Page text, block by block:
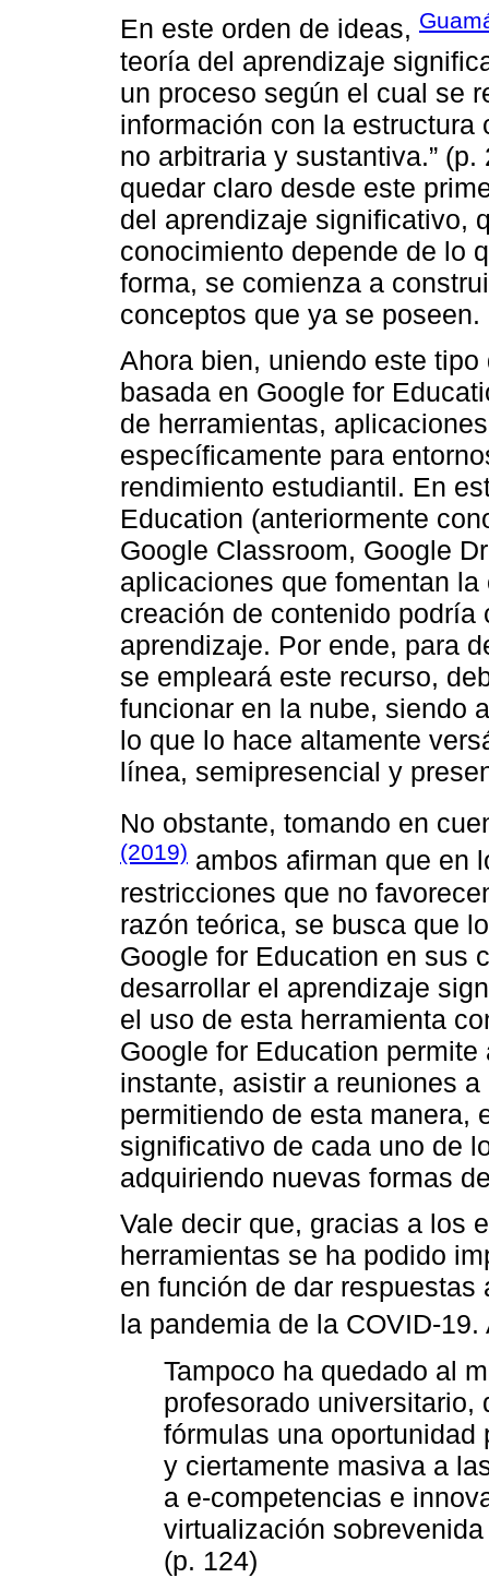
En este orden de ideas,
teoría del aprendizaje
un proceso según el cual se
información con la estructura
no arbitraria y sustantiva.”
quedar claro desde este
del aprendizaje significativo,
conocimiento depende de lo
forma, se comienza a
conceptos que ya se poseen.
Ahora bien, uniendo este
basada en Google for
de herramientas,
específicamente para
rendimiento estudiantil. En
Education (anteriormente
Google Classroom, Google
aplicaciones que fomentan
creación de contenido
aprendizaje. Por ende, para
se empleará este recurso,
funcionar en la nube, siendo
lo que lo hace altamente
línea, semipresencial y
No obstante, tomando en
(2019) ambos afirman que en
restricciones que no
razón teórica, se busca que
Google for Education en sus
desarrollar el aprendizaje
el uso de esta herramienta
Google for Education
instante, asistir a reuniones
permitiendo de esta manera,
significativo de cada uno de
adquiriendo nuevas formas
Vale decir que, gracias a los
herramientas se ha podido
en función de dar
la pandemia de la COVID-
Tampoco ha quedado al
profesorado universitario,
fórmulas una
y ciertamente masiva a
a e-competencias e
virtualización
(p. 124)